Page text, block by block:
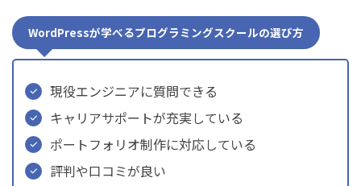
プログラミングスクールで挫折した人の割合
働きながらプログラミングスクールを受講した人の割合
プログラミングスクールの受講生の年代の分布
まとめ：WordPressを学べるプログラミングスクールお
すすめ8選【無料体験講座あり】
WordPressが学べるプログラミングスクールの選び方
現役エンジニアに質問できる
キャリアサポートが充実している
ポートフォリオ制作に対応している
評判や口コミが良い